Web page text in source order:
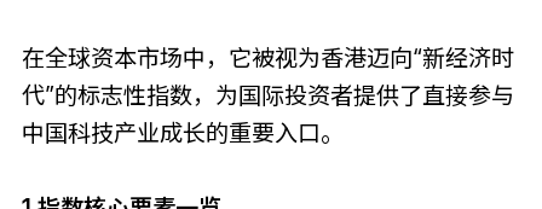
在全球资本市场中，它被视为香港迈向“新经济时
代”的标志性指数，为国际投资者提供了直接参与
中国科技产业成长的重要入口。